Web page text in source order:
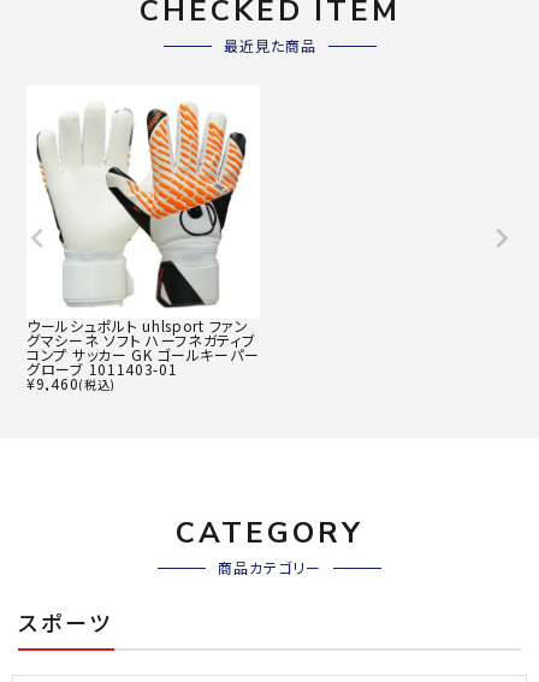
CHECKED ITEM
最近見た商品
ウールシュポルト uhlsport ファン
グマシーネ ソフト ハーフネガティブ
コンプ サッカー GK ゴールキーパー
グローブ 1011403-01
¥9,460(税込)
CATEGORY
商品カテゴリー
スポーツ